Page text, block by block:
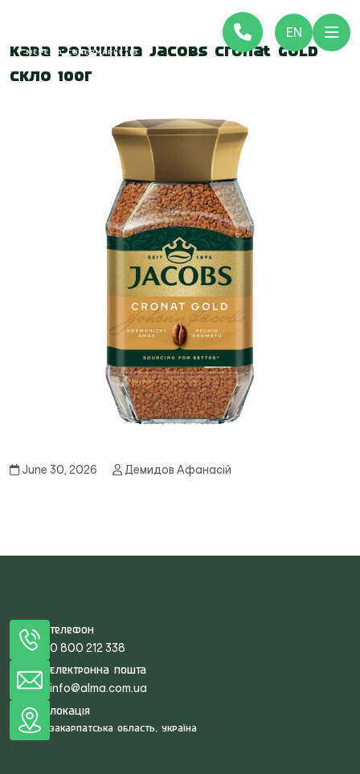
EN
Кава розчинна Jacobs Cronat Gold
скло 100г
June 30, 2026 Демидов Афанасій
Телефон
0 800 212 338
Електронна пошта
info@alma.com.ua
Локація
Закарпатська область, Україна